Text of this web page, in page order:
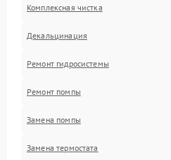
Комплексная чистка
Декальцинация
Ремонт гидросистемы
Ремонт помпы
Замена помпы
Замена термостата